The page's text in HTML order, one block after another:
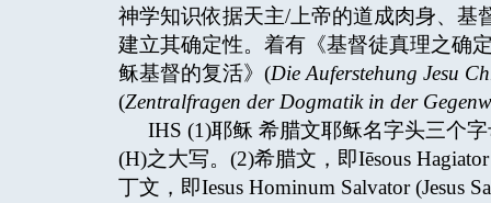
神学知识依据天主/上帝的道成肉身、基
建立其确定性。着有《基督徒真理之确
稣基督的复活》(Die Auferstehung Jesu
(Zentralfragen der Dogmatik in der
IHS (1)耶稣 希腊文耶稣名字头三个
(H)之大写。(2)希腊文，即Iēsous
丁文，即Iesus Hominum Salvator (Jesus